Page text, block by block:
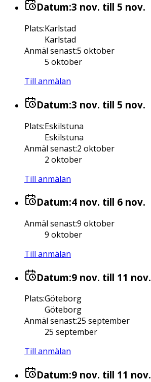
Datum:3 nov. till 5 nov.
Plats:Karlstad
Karlstad
Anmäl senast:5 oktober
5 oktober
Till anmälan
Datum:3 nov. till 5 nov.
Plats:Eskilstuna
Eskilstuna
Anmäl senast:2 oktober
2 oktober
Till anmälan
Datum:4 nov. till 6 nov.
Anmäl senast:9 oktober
9 oktober
Till anmälan
Datum:9 nov. till 11 nov.
Plats:Göteborg
Göteborg
Anmäl senast:25 september
25 september
Till anmälan
Datum:9 nov. till 11 nov.